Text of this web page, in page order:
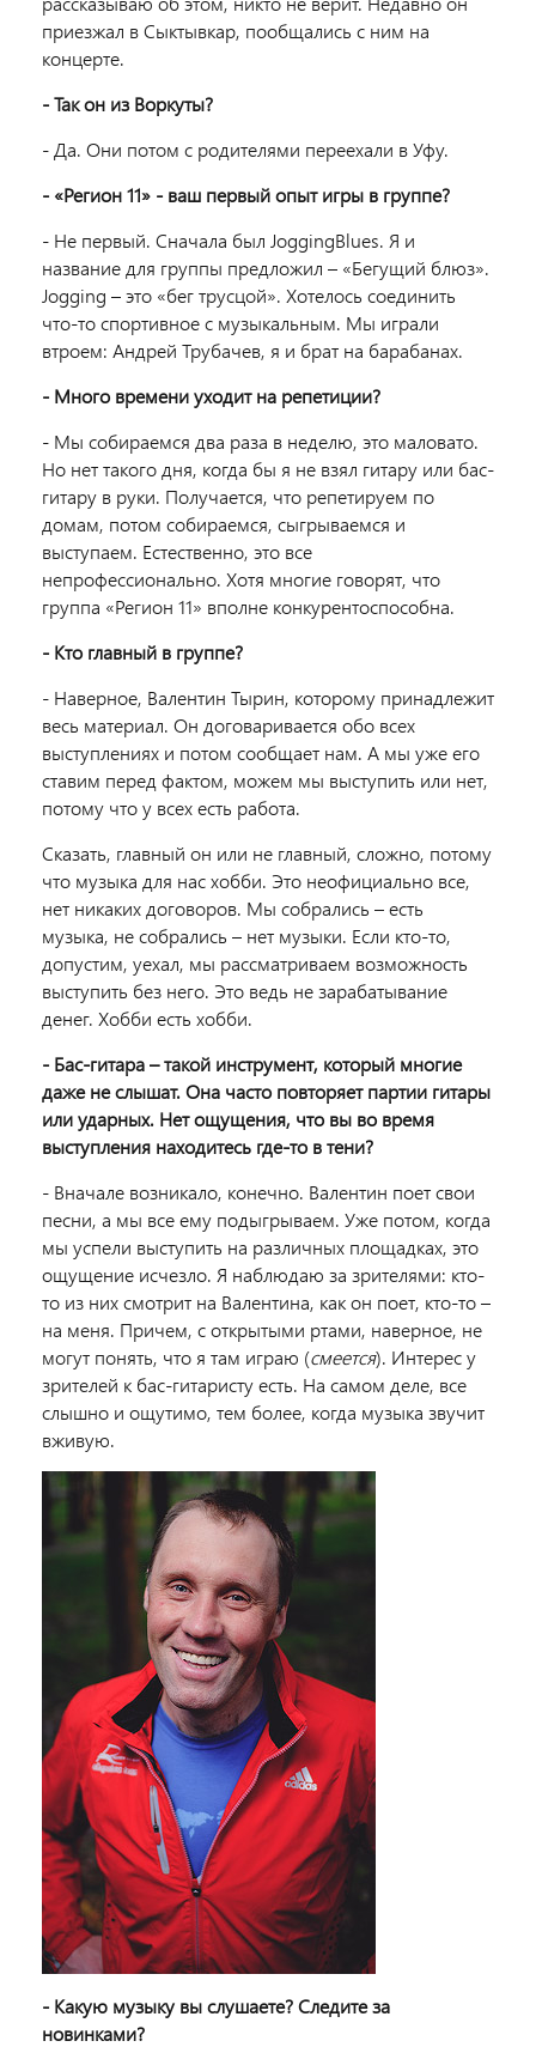
приезжал в Сыктывкар, пообщались с ним на
концерте.
- Так он из Воркуты?
- Да. Они потом с родителями переехали в Уфу.
- «Регион 11» - ваш первый опыт игры в группе?
- Не первый. Сначала был JoggingBlues. Я и
название для группы предложил – «Бегущий блюз».
Jogging – это «бег трусцой». Хотелось соединить
что-то спортивное с музыкальным. Мы играли
втроем: Андрей Трубачев, я и брат на барабанах.
- Много времени уходит на репетиции?
- Мы собираемся два раза в неделю, это маловато.
Но нет такого дня, когда бы я не взял гитару или бас-
гитару в руки. Получается, что репетируем по
домам, потом собираемся, сыгрываемся и
выступаем. Естественно, это все
непрофессионально. Хотя многие говорят, что
группа «Регион 11» вполне конкурентоспособна.
- Кто главный в группе?
- Наверное, Валентин Тырин, которому принадлежит
весь материал. Он договаривается обо всех
выступлениях и потом сообщает нам. А мы уже его
ставим перед фактом, можем мы выступить или нет,
потому что у всех есть работа.
Сказать, главный он или не главный, сложно, потому
что музыка для нас хобби. Это неофициально все,
нет никаких договоров. Мы собрались – есть
музыка, не собрались – нет музыки. Если кто-то,
допустим, уехал, мы рассматриваем возможность
выступить без него. Это ведь не зарабатывание
денег. Хобби есть хобби.
- Бас-гитара – такой инструмент, который многие
даже не слышат. Она часто повторяет партии гитары
или ударных. Нет ощущения, что вы во время
выступления находитесь где-то в тени?
- Вначале возникало, конечно. Валентин поет свои
песни, а мы все ему подыгрываем. Уже потом, когда
мы успели выступить на различных площадках, это
ощущение исчезло. Я наблюдаю за зрителями: кто-
то из них смотрит на Валентина, как он поет, кто-то –
на меня. Причем, с открытыми ртами, наверное, не
могут понять, что я там играю (смеется). Интерес у
зрителей к бас-гитаристу есть. На самом деле, все
слышно и ощутимо, тем более, когда музыка звучит
вживую.
- Какую музыку вы слушаете? Следите за
новинками?